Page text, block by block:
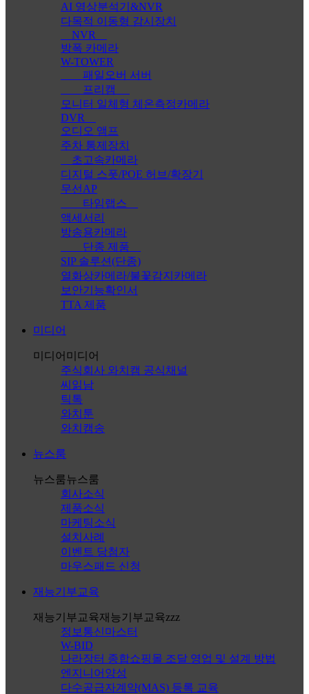
AI 영상분석기&NVR
다목적 이동형 감시장치
NVR
방폭 카메라
W-TOWER
패일오버 서버
프리캠
모니터 일체형 체온측정카메라
DVR
오디오 앰프
주차 통제장치
초고속카메라
디지털 스폿/POE 허브/확장기
무선AP
타임랩스
액세서리
방송용카메라
단종 제품
SIP 솔루션(단종)
열화상카메라/불꽃감지카메라
보안기능확인서
TTA 제품
미디어
미디어 미디어
주식회사 와치캠 공식채널
씨읽남
틱톡
와치툰
와치캠송
뉴스룸
뉴스룸뉴스룸
회사소식
제품소식
마케팅소식
설치사례
이벤트 당첨자
마우스패드 신청
재능기부교육
재능기부교육재능기부교육zzz
정보통신마스터
W-BID
나라장터 종합쇼핑몰 조달 영업 및 설계 방법
엔지니어양성
다수공급자계약(MAS) 등록 교육